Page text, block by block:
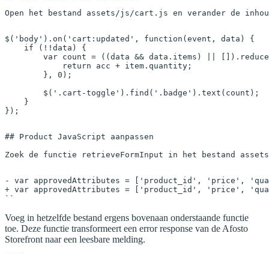
Open het bestand assets/js/cart.js en verander de
$ ( 'body' ). on ( 'cart:updated' , function ( event , data ) {
    if
( !! data) {
        var
count = ((data && data.items) []). reduce
            return
acc + item.quantity;
        },
0 );
        $
( '.cart-toggle' ). find ( '.badge' ). text (count);
    }
});
## Product JavaScript aanpassen
Zoek de functie retrieveFormInput in het bestand
- var approvedAttributes = ['product_id', 'price',
+ var approvedAttributes = ['product_id', 'price',
``
Voeg in hetzelfde bestand ergens bovenaan onderstaande functie
toe. Deze functie transformeert een error response van de Afosto
Storefront naar een leesbare melding.